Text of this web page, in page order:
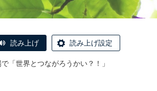
読み上げ 読み上げ設定
「世界とつながろうかい？！」